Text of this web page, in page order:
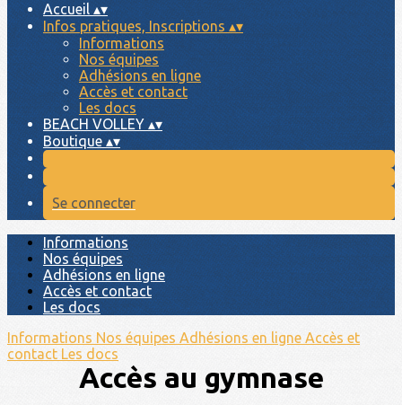
Accueil ▴▾
Infos pratiques, Inscriptions ▴▾
Informations
Nos équipes
Adhésions en ligne
Accès et contact
Les docs
BEACH VOLLEY ▴▾
Boutique ▴▾
Se connecter
Informations
Nos équipes
Adhésions en ligne
Accès et contact
Les docs
Informations Nos équipes Adhésions en ligne Accès et
contact Les docs
Accès au gymnase